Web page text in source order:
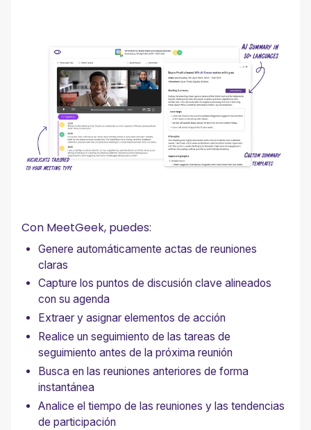
Con MeetGeek, puedes:
Genere automáticamente actas de reuniones
claras
Capture los puntos de discusión clave alineados
con su agenda
Extraer y asignar elementos de acción
Realice un seguimiento de las tareas de
seguimiento antes de la próxima reunión
Busca en las reuniones anteriores de forma
instantánea
Analice el tiempo de las reuniones y las tendencias
de participación